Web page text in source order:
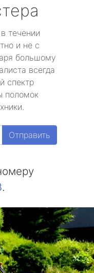
течении
и не с
большому
всегда
спектр
поломок
Отправить
.